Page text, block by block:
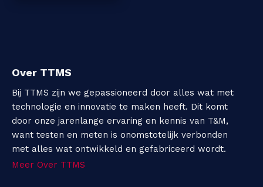
Over TTMS
Bij TTMS zijn we gepassioneerd door alles wat met
technologie en innovatie te maken heeft. Dit komt
door onze jarenlange ervaring en kennis van T&M,
want testen en meten is onomstotelijk verbonden
met alles wat ontwikkeld en gefabriceerd wordt.
Meer Over TTMS